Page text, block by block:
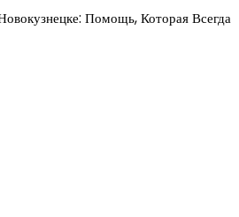
Помощь, Которая Всегда